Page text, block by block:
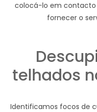
colocá-lo em contacto
fornecer o
telhados
Identificamos focos de